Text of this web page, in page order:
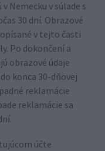
Nemecku v súlade s
30 dní. Obrazové
v tejto časti
Po dokončení a
obrazové údaje
konca 30-dňovej
reklamácie
reklamácie sa
účte